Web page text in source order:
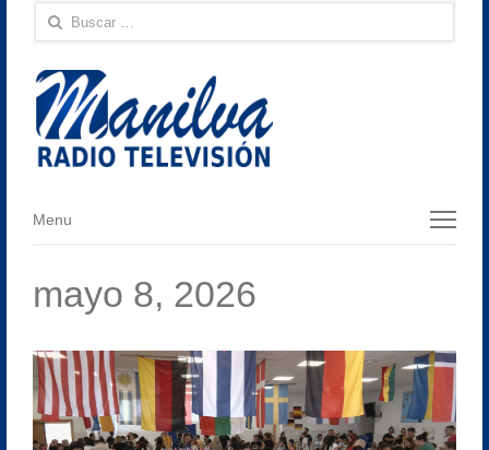
Buscar:
Menu
Menu
mayo 8, 2026